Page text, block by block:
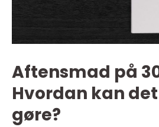
Aftensmad på
Hvordan kan
gøre?